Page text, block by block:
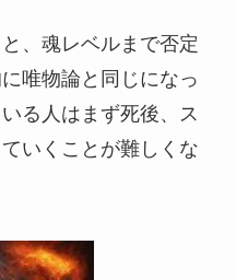
、魂レベルまで否定
唯物論と同じになっ
る人はまず死後、ス
いくことが難しくな